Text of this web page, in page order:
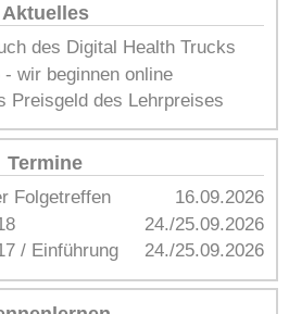
Aktuelles
des Digital Health Trucks
wir beginnen online
Preisgeld des Lehrpreises
Termine
Folgetreffen 16.09.2026
24./25.09.2026
/ Einführung 24./25.09.2026